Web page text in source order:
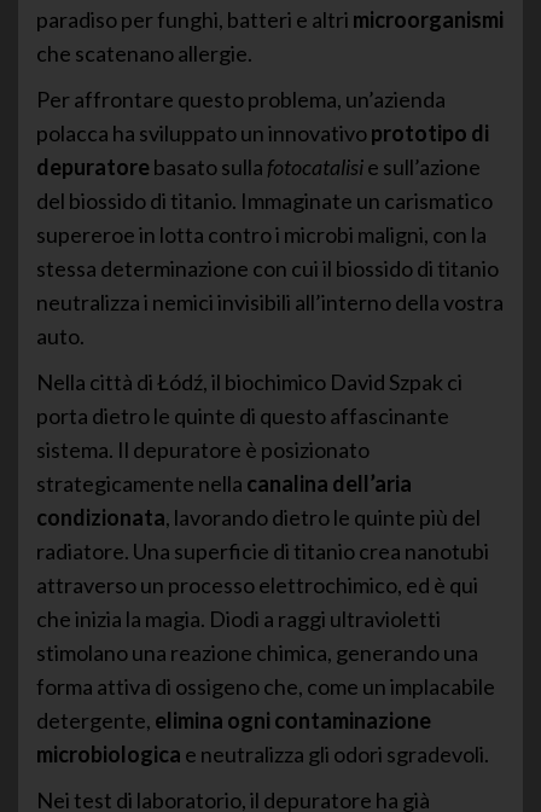
paradiso per funghi, batteri e altri microorganismi
che scatenano allergie.
Per affrontare questo problema, un’azienda
polacca ha sviluppato un innovativoprototipo di
depuratorebasato sulla fotocatalisie sull’azione
del biossido di titanio. Immaginate un carismatico
supereroe in lotta contro i microbi maligni, con la
stessa determinazione con cui il biossido di titanio
neutralizza i nemici invisibili all’interno della vostra
auto.
Nella città di Łódź, il biochimico David Szpak ci
porta dietro le quinte di questo affascinante
sistema. Il depuratore è posizionato
strategicamente nella canalina dell’aria
condizionata, lavorando dietro le quinte più del
radiatore. Una superficie di titanio crea nanotubi
attraverso un processo elettrochimico, ed è qui
che inizia la magia. Diodi a raggi ultravioletti
stimolano una reazione chimica, generando una
forma attiva di ossigeno che, come un implacabile
detergente, elimina ogni contaminazione
microbiologica e neutralizza gli odori sgradevoli.
Nei test di laboratorio, il depuratore ha già